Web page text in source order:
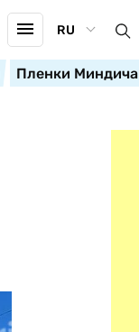
RU
Пленки Миндича